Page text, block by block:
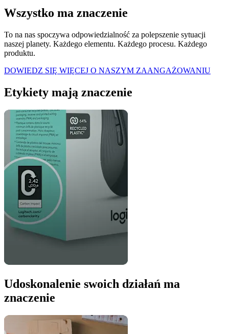
Wszystko ma znaczenie
To na nas spoczywa odpowiedzialność za polepszenie sytuacji
naszej planety. Każdego elementu. Każdego procesu. Każdego
produktu.
DOWIEDZ SIĘ WIĘCEJ O NASZYM ZAANGAŻOWANIU
Etykiety mają znaczenie
Udoskonalenie swoich działań ma
znaczenie